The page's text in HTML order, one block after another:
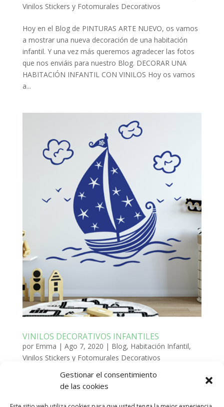
Gestionar el consentimiento
de las cookies
Vinilos Stickers y Fotomurales Decorativos
Hoy en el Blog de PINTURAS ARTE NUEVO, os vamos
a mostrar una nueva decoración de una habitación
infantil. Y una vez más queremos agradecer las fotos
que nos enviáis para nuestro Blog. DECORAR UNA
HABITACIÓN INFANTIL CON VINILOS Hoy os vamos
a...
VINILOS DECORATIVOS INFANTILES
por Emma | Ago 7, 2020 | Blog, Habitación Infantil,
Vinilos Stickers y Fotomurales Decorativos
En el blog de PINTURAS ARTE NUEVO,
hoy queremos mostramos algunos VINILOS
DECORATIVOS INFANTILES nuevos que podéis